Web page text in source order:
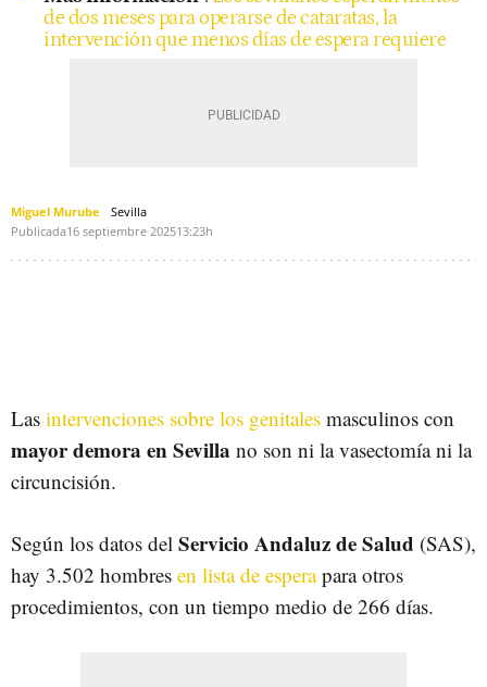
de dos meses para operarse de cataratas, la
intervención que menos días de espera requiere
Miguel Murube
Sevilla
Publicada16 septiembre 202513:23h
Las intervenciones sobre los genitales masculinos con
mayor demora en Sevilla no son ni la vasectomía ni la
circuncisión.
Según los datos del Servicio Andaluz de Salud (SAS),
hay 3.502 hombres en lista de esperapara otros
procedimientos, con un tiempo medio de 266 días.